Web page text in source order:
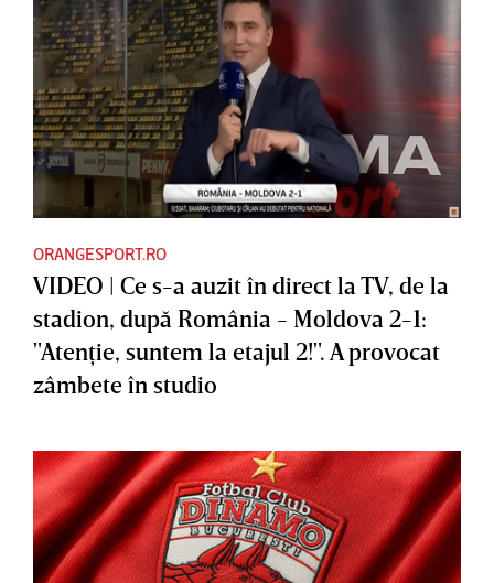
ORANGESPORT.RO
VIDEO | Ce s-a auzit în direct la TV, de la
stadion, după România - Moldova 2-1:
"Atenţie, suntem la etajul 2!". A provocat
zâmbete în studio